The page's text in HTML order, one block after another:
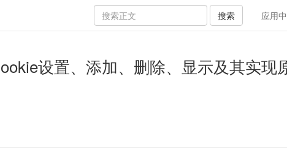
应用
搜索
设置、添加、删除、显示及其实现